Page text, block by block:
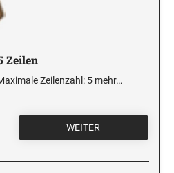
Zeilen
Zeilenzahl: 5 mehr…